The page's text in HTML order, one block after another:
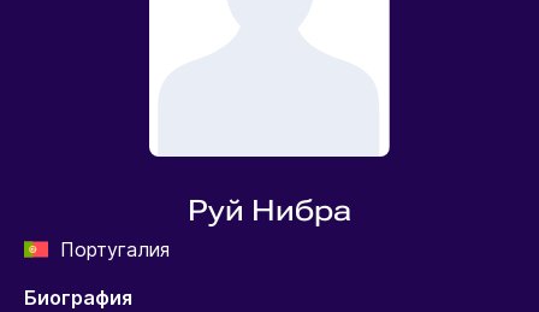
Руй Нибра
Португалия
Биография